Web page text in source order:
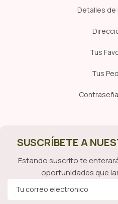
Detalles de
Tus
Tus
SUSCRÍBETE A
Estando suscrito te
oportunidades que